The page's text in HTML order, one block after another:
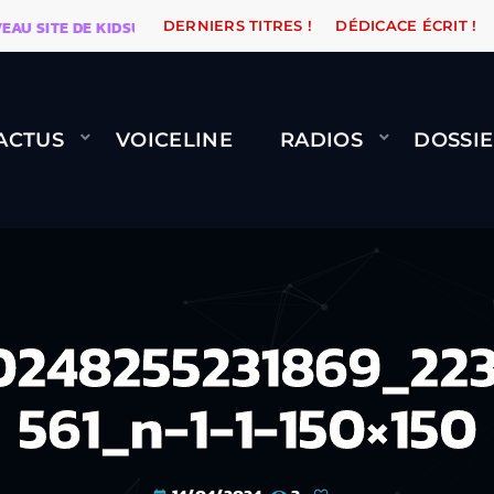
DE KIDSUNE WARÉTRO ORANGE ROAD QUI
DERNIERS TITRES ! DÉDICACE ÉCRIT !
VOICELINE RADIOS
561_n-1-1-150×150